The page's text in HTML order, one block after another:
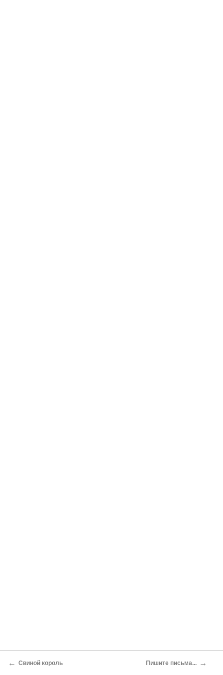
← Свиной король Пишите письма... →